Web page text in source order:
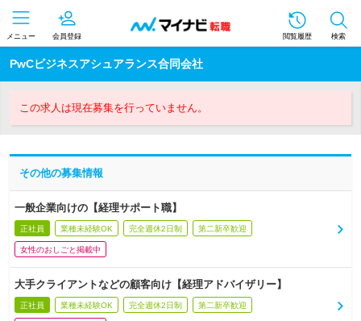
メニュー 会員登録 閲覧履歴 検索
PwCビジネスアシュアランス合同会社
この求人は現在募集を行っていません。
その他の募集情報
一般企業向けの【経理サポート職】
正社員 業種未経験OK 完全週休2日制 第二新卒歓迎
女性のおしごと掲載中
大手クライアントなどの顧客向け【経理アドバイザリー】
正社員 業種未経験OK 完全週休2日制 第二新卒歓迎